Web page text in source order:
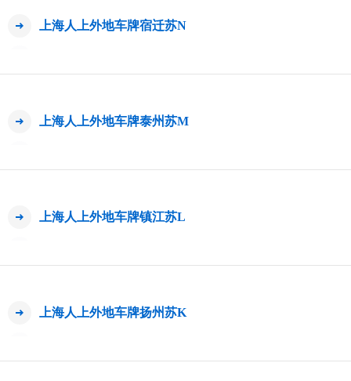
上海人上外地车牌宿迁苏N
上海人上外地车牌泰州苏M
上海人上外地车牌镇江苏L
上海人上外地车牌扬州苏K